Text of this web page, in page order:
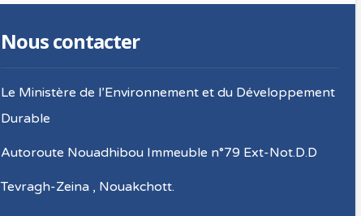
Nous contacter
Le Ministère de l’Environnement et du Développement
Durable
Autoroute Nouadhibou Immeuble n°79 Ext-Not.D.D
Tevragh-Zeina , Nouakchott.